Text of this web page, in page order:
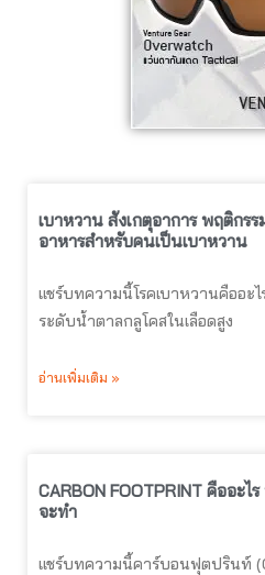
เบาหวาน สังเกตุอาการ พฤติกรร
อาหารสำหรับคนเป็นเบาหวาน
แชร์บทความนี้โรคเบาหวานคืออะ
ระดับน้ำตาลกลูโคสในเลือดสูง
อ่านเพิ่มเติม »
CARBON FOOTPRINT คืออะ
จะทำ
แชร์บทความนี้คาร์บอนฟุตปรินท์